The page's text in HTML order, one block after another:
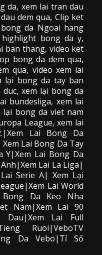
da, xem lai tran dau
dem qua, Clip ket
da Ngoai hang
highlight bong da y,
ban thang, video ket
bong da dem qua,
qua, video xem lai
lại bong da tay ban
duc, xem lại bong da
bundesliga, xem lai
lại bong da viet nam
League, xem lai
|Xem Lai Bong Da
Lai Bong Da Tay
Y|Xem Lai Bong Da
Lai La Liga|
Serie A| Xem Lại
Lai World
Bong Da Keo Nha
Nam|Xem Lai 90
Dau|Xem Lai Full
Ruoi|VeboTV
Da Vebo|Tỉ Số